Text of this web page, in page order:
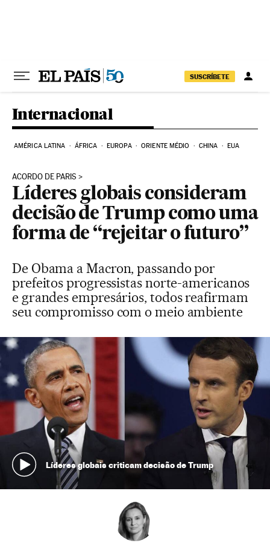
SUSCRÍBETE
Internacional
AMÉRICA LATINA ÁFRICA EUROPA ORIENTE MÉDIO CHINA EUA
ACORDO DE PARIS
Líderes globais consideram
decisão de Trump como uma
forma de “rejeitar o futuro”
De Obama a Macron, passando por
prefeitos progressistas norte-americanos
e grandes empresários, todos reafirmam
seu compromisso com o meio ambiente
Líderes globais criticam decisão de Trump